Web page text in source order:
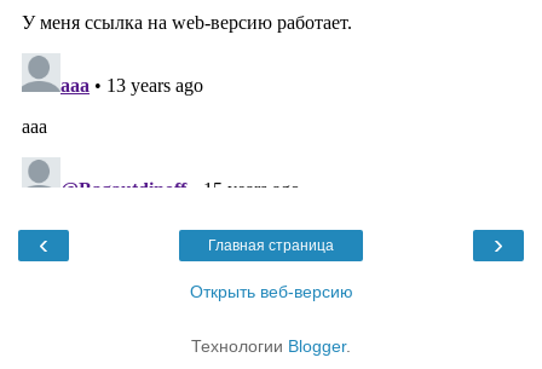
‹ ›
Главная страница
Открыть веб-версию
Технологии Blogger.